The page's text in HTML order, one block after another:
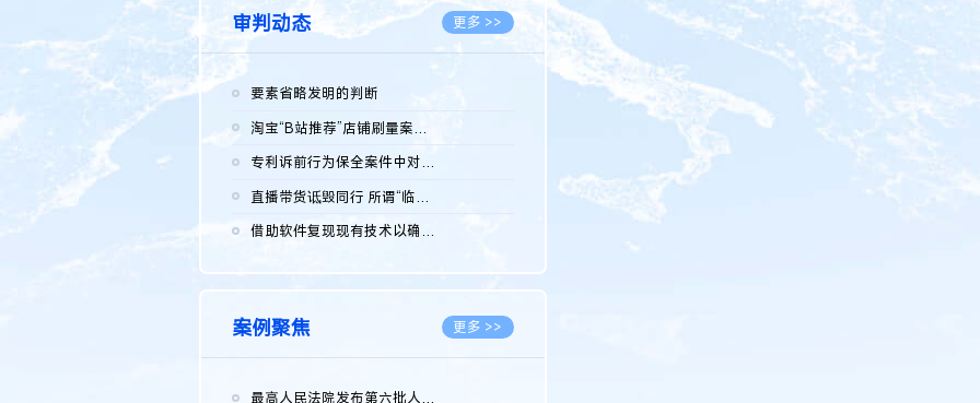
审判动态 更多 >>
要素省略发明的判断
淘宝“B站推荐”店铺刷量案维持原判，两被告连带赔偿150万元
专利诉前行为保全案件中对仿制药申请人曾作出三类声明的考量及违...
直播带货诋毁同行 所谓“临场发挥”不免责
借助软件复现现有技术以确认相关参数特征是否被公开
案例聚焦 更多 >>
最高人民法院发布第六批人民法院种业知识产权司法保护典型案例 含...